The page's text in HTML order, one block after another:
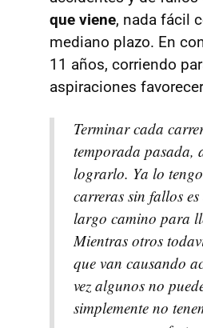
que viene, nada fácil
mediano plazo. En
11 años, corriendo
aspiraciones
Terminar cada
temporada pasada,
lograrlo. Ya lo
carreras sin fallos
largo camino para
Mientras otros
que van causando
vez algunos no
simplemente no